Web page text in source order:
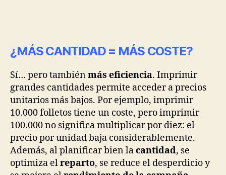
¿MÁS CANTIDAD = MÁS COSTE?
Sí… pero tambiénmás eficiencia. Imprimir
grandes cantidades permite acceder a precios
unitarios más bajos. Por ejemplo, imprimir
10.000 folletos tiene un coste, pero imprimir
100.000 no significa multiplicar por diez: el
precio por unidad baja considerablemente.
Además, al planificar bien lacantidad, se
optimiza elreparto, se reduce el desperdicio y